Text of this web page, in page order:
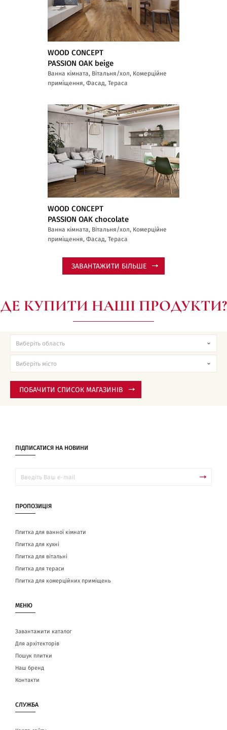
WOOD CONCEPT
PASSION OAK beige
Ванна кімната, Вітальня/хол, Комерційне
приміщення, Фасад, Тераса
WOOD CONCEPT
PASSION OAK chocolate
Ванна кімната, Вітальня/хол, Комерційне
приміщення, Фасад, Тераса
ЗАВАНТАЖИТИ БІЛЬШЕ
ДЕ КУПИТИ НАШІ ПРОДУКТИ?
ПОБАЧИТИ СПИСОК МАГАЗИНІВ
ПІДПИСАТИСЯ НА НОВИНИ
ПРОПОЗИЦІЯ
Плитка для ванної кімнати
Плитка для кухні
Плитка для вітальні
Плитка для тераси
Плитка для комерційних приміщень
МЕНЮ
Завантажити каталог
Для архітекторів
Пошук плитки
Наш бренд
Контакти
СЛУЖБА